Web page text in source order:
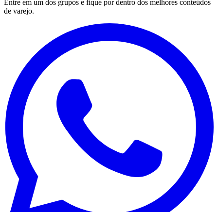
Entre em um dos grupos e fique por dentro dos melhores conteúdos
de varejo.